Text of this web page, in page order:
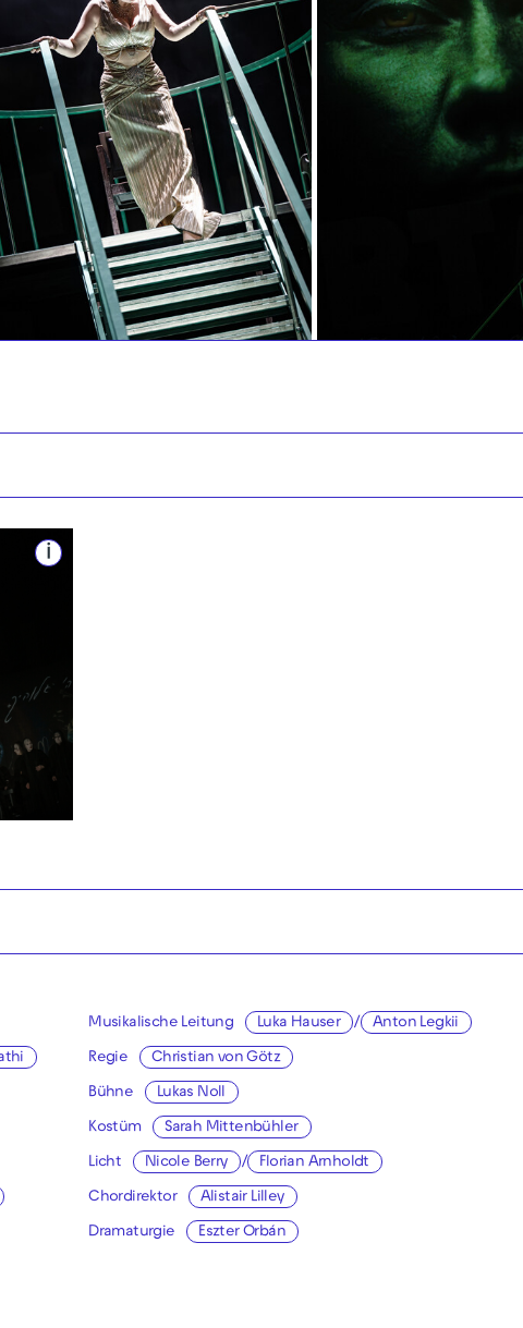
i
Musikalische Leitung Luka Hauser / Anton Legkii
Regie Christian von Götz
Bühne Lukas Noll
Kostüm Sarah Mittenbühler
Licht Nicole Berry / Florian Arnholdt
Chordirektor Alistair Lilley
Dramaturgie Eszter Orbán